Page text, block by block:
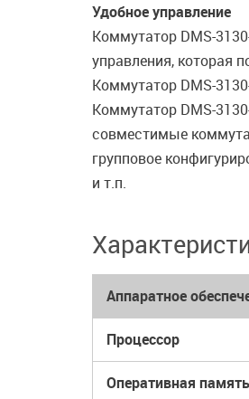
Удобное управление
Коммутатор DMS-
управления, которая
Коммутатор DMS-
Коммутатор DMS-
совместимые
групповое
и т.п.
Аппаратное
Процессор
Оперативная память